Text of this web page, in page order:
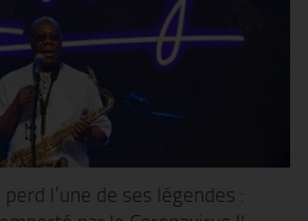
l’une de ses légendes :